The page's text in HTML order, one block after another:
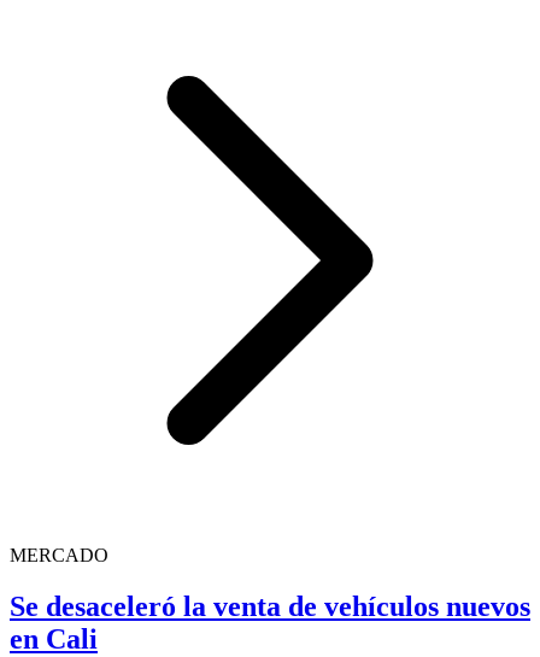
MERCADO
Se desaceleró la venta de vehículos nuevos
en Cali